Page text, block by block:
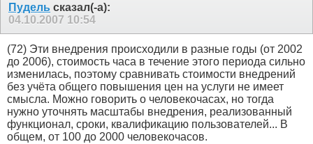
Пудель сказал(-а):
04.10.2007 10:54
(72) Эти внедрения происходили в разные годы (от 2002
до 2006), стоимость часа в течение этого периода сильно
изменилась, поэтому сравнивать стоимости внедрений
без учёта общего повышения цен на услуги не имеет
смысла. Можно говорить о человекочасах, но тогда
нужно уточнять масштабы внедрения, реализованный
функционал, сроки, квалификацию пользователей... В
общем, от 100 до 2000 человекочасов.